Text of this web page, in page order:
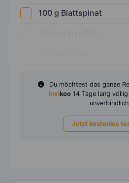
100 g Blattspinat
Du möchtest das ganze
invikoo 14 Tage lang
Jetzt kostenlos